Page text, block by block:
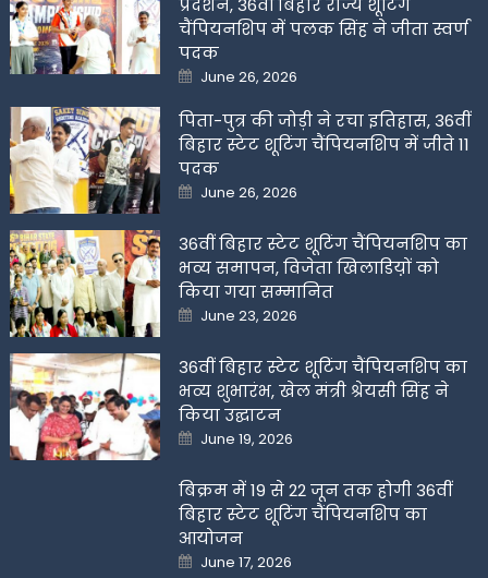
चैंपियनशिप में पलक सिंह ने जीता स्वर्ण
पदक
Posted
on
June 26, 2026
पिता-पुत्र की जोड़ी ने रचा इतिहास, 36वीं
बिहार स्टेट शूटिंग चैंपियनशिप में जीते 11
पदक
Posted
on
June 26, 2026
36वीं बिहार स्टेट शूटिंग चैंपियनशिप का
भव्य समापन, विजेता खिलाडिय़ों को
किया गया सम्मानित
Posted
on
June 23, 2026
36वीं बिहार स्टेट शूटिंग चैंपियनशिप का
भव्य शुभारंभ, खेल मंत्री श्रेयसी सिंह ने
किया उद्घाटन
Posted
on
June 19, 2026
बिक्रम में 19 से 22 जून तक होगी 36वीं
बिहार स्टेट शूटिंग चैंपियनशिप का
आयोजन
Posted
on
June 17, 2026